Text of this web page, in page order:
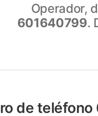
Operador,
601640799.
de